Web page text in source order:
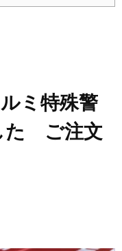
ミ特殊警
た ご注文